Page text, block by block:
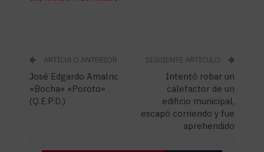
ARTÍCULO ANTERIOR
José Edgardo Amalric
«Bocha» «Poroto»
(Q.E.P.D.)
SIGUIENTE ARTÍCULO
Intentó robar un
calefactor de un
edificio municipal,
escapó corriendo y fue
aprehendido